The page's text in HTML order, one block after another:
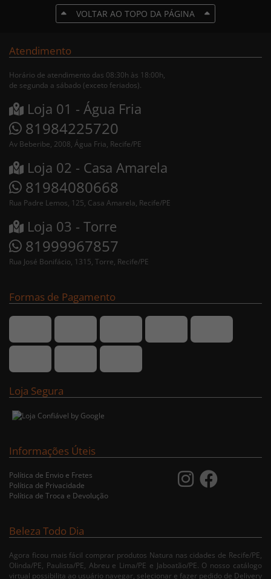
VOLTAR AO TOPO DA PÁGINA
Atendimento
Horário de atendimento das 08:30h às 18:00h,
de segunda a sábado (exceto feriados).
Loja 01 - Água Fria
81984225720
Av Beberibe, 2008, Água Fria, Recife/PE
Loja 02 - Casa Amarela
81984080668
Rua Padre Lemos, 125, Casa Amarela, Recife/PE
Loja 03 - Torre
81999967857
Rua José Bonifácio, 1315, Torre, Recife/PE
Formas de Pagamento
Loja Segura
Informações Úteis
Política de Envio e Fretes
Política de Privacidade
Política de Troca e Devolução
Beleza Todo Dia
Agora ficou mais fácil comprar produtos Natura nas cidades de Recife/PE,
Olinda/PE, Paulista/PE, Abreu e Lima/PE e Jaboatão/PE. O nosso catálogo
virtual possibilita ao usuário navegar, selecionar e fazer pedido de Delivery